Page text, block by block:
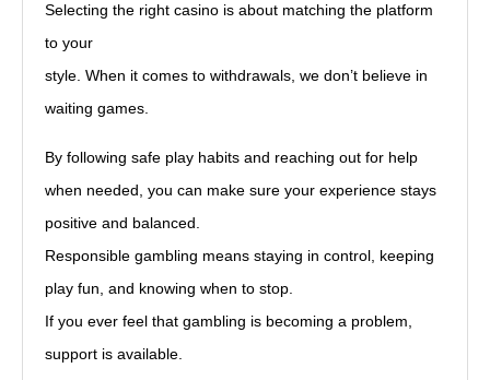
Selecting the right casino is about matching the platform
to your
style. When it comes to withdrawals, we don’t believe in
waiting games.
By following safe play habits and reaching out for help
when needed, you can make sure your experience stays
positive and balanced.
Responsible gambling means staying in control, keeping
play fun, and knowing when to stop.
If you ever feel that gambling is becoming a problem,
support is available.